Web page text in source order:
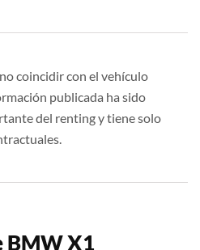
coincidir con el vehículo
publicada ha sido
del renting y tiene solo
BMW X1